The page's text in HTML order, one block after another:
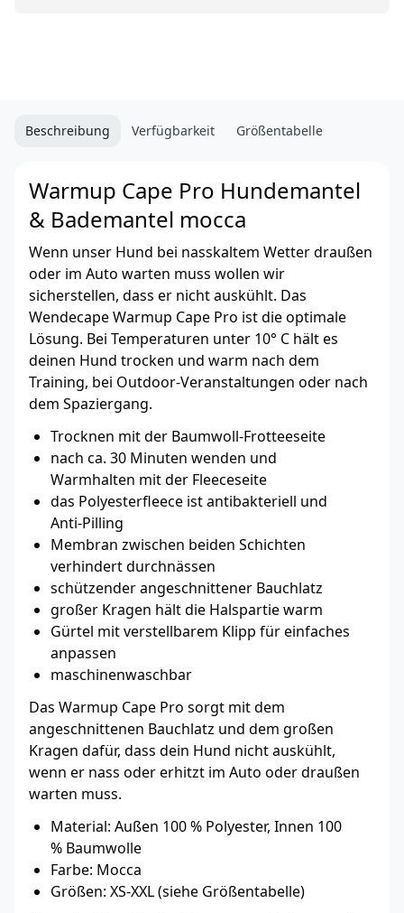
Beschreibung Verfügbarkeit Größentabelle
Warmup Cape Pro Hundemantel
& Bademantel mocca
Wenn unser Hund bei nasskaltem Wetter draußen
oder im Auto warten muss wollen wir
sicherstellen, dass er nicht auskühlt. Das
Wendecape Warmup Cape Pro ist die optimale
Lösung. Bei Temperaturen unter 10° C hält es
deinen Hund trocken und warm nach dem
Training, bei Outdoor-Veranstaltungen oder nach
dem Spaziergang.
Trocknen mit der Baumwoll-Frotteeseite
nach ca. 30 Minuten wenden und
Warmhalten mit der Fleeceseite
das Polyesterfleece ist antibakteriell und
Anti-Pilling
Membran zwischen beiden Schichten
verhindert durchnässen
schützender angeschnittener Bauchlatz
großer Kragen hält die Halspartie warm
Gürtel mit verstellbarem Klipp für einfaches
anpassen
maschinenwaschbar
Das Warmup Cape Pro sorgt mit dem
angeschnittenen Bauchlatz und dem großen
Kragen dafür, dass dein Hund nicht auskühlt,
wenn er nass oder erhitzt im Auto oder draußen
warten muss.
Material: Außen 100 % Polyester, Innen 100
% Baumwolle
Farbe: Mocca
Größen: XS-XXL (siehe Größentabelle)